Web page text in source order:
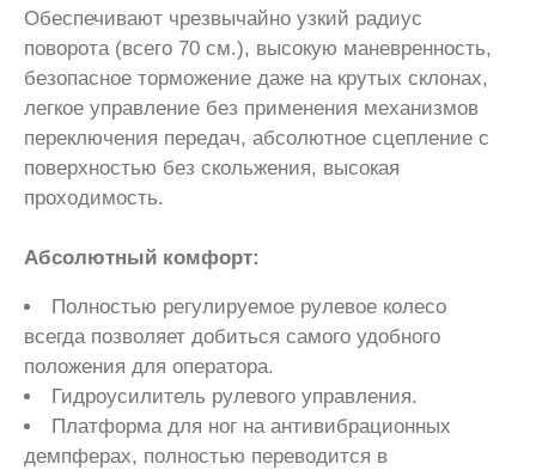
Обеспечивают чрезвычайно узкий радиус
поворота (всего 70 см.), высокую маневренность,
безопасное торможение даже на крутых склонах,
легкое управление без применения механизмов
переключения передач, абсолютное сцепление с
поверхностью без скольжения, высокая
проходимость.
Абсолютный комфорт:
Полностью регулируемое рулевое колесо
всегда позволяет добиться самого удобного
положения для оператора.
Гидроусилитель рулевого управления.
Платформа для ног на антивибрационных
демпферах, полностью переводится в